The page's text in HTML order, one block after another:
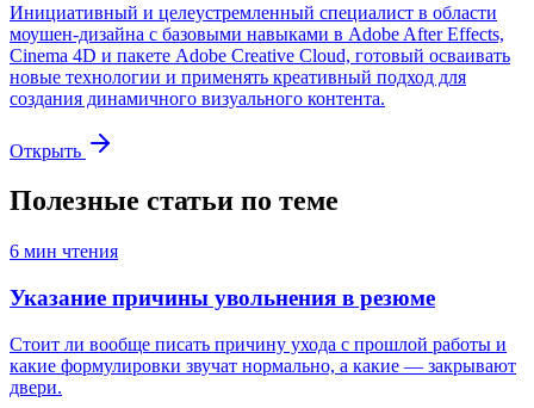
Инициативный и целеустремленный специалист в области
моушен-дизайна с базовыми навыками в Adobe After Effects,
Cinema 4D и пакете Adobe Creative Cloud, готовый осваивать
новые технологии и применять креативный подход для
создания динамичного визуального контента.
Открыть
Полезные статьи по теме
6 мин чтения
Указание причины увольнения в резюме
Стоит ли вообще писать причину ухода с прошлой работы и
какие формулировки звучат нормально, а какие — закрывают
двери.